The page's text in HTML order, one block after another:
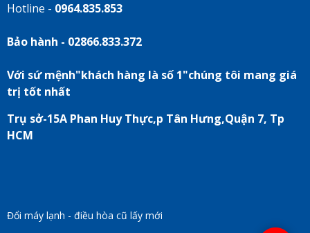
Hotline - 0964.835.853
Bảo hành - 02866.833.372
Với sứ mệnh"khách hàng là số 1"chúng tôi mang giá
trị tốt nhất
Trụ sở-15A Phan Huy Thực,p Tân Hưng,Quận 7, Tp
HCM
Đổi máy lạnh - điều hòa cũ lấy mới